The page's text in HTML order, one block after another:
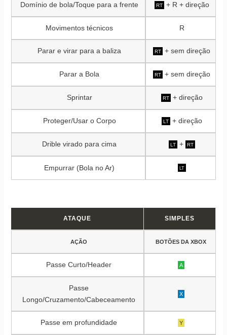
Domínio de bola/Toque para a frente RT + R + direção
Movimentos técnicos R
Parar e virar para a baliza RT + sem direção
Parar a Bola RT + sem direção
Sprintar RT + direção
Proteger/Usar o Corpo LT + direção
Drible virado para cima LT + RT
Empurrar (Bola no Ar) LT
ATAQUE SIMPLES
AÇÃO BOTÕES DA XBOX
Passe Curto/Header A
Passe
Longo/Cruzamento/Cabeceamento
X
Passe em profundidade Y